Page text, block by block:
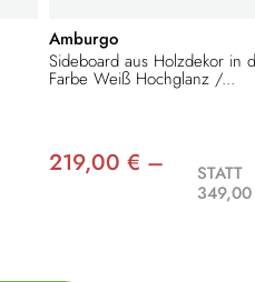
Amburgo
Sideboard aus Holzdekor in
Farbe Weiß Hochglanz /...
219,00 € –
STATT